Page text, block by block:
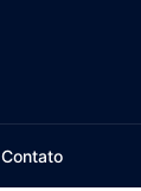
Contato